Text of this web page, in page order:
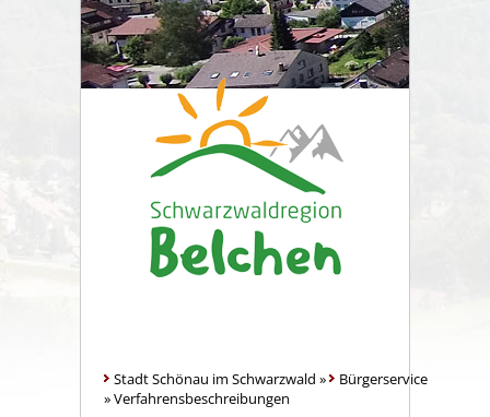
Stadt Schönau im Schwarzwald »
Bürgerservice
»Verfahrensbeschreibungen